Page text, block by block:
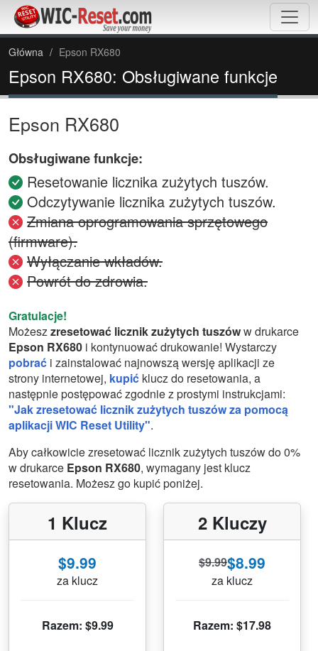
Główna Epson RX680
Epson RX680: Obsługiwane funkcje
Epson RX680
Obsługiwane funkcje:
Resetowanie licznika zużytych tuszów.
Odczytywanie licznika zużytych tuszów.
Zmiana oprogramowania sprzętowego
(firmware).
Wyłączanie wkładów.
Powrót do zdrowia.
Gratulacje!
Możeszzresetować licznik zużytych tuszóww drukarce
Epson RX680 i kontynuować drukowanie! Wystarczy
pobrać i zainstalować najnowszą wersję aplikacji ze
strony internetowej, kupić klucz do resetowania, a
następnie postępować zgodnie z prostymi instrukcjami:
"Jak zresetować licznik zużytych tuszów za pomocą
aplikacji WIC Reset Utility".
Aby całkowicie zresetować licznik zużytych tuszów do 0%
w drukarce Epson RX680, wymagany jest klucz
resetowania. Możesz go kupić poniżej.
1 Klucz
$9.99
za klucz
Razem: $9.99
2 Kluczy
$9.99$8.99
za klucz
Razem: $17.98